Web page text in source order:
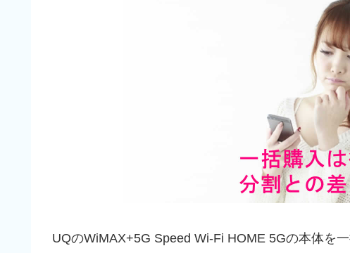
UQのWiMAX+5G Speed Wi-Fi HOME 5Gの本体を